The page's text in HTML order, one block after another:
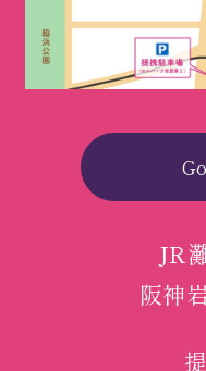
JR
阪神